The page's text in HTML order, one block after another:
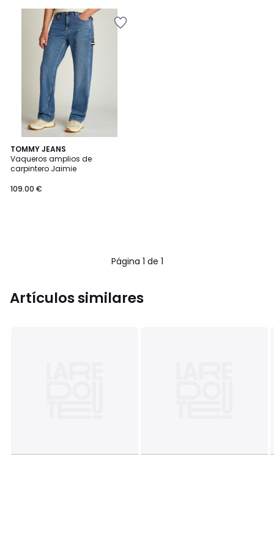
TOMMY JEANS
Vaqueros amplios de
carpintero Jaimie
109.00 €
Página 1 de 1
Artículos similares